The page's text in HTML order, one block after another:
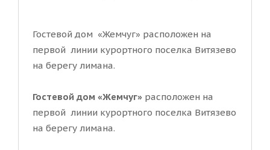
Гостевой дом «Жемчуг» расположен на
первой линии курортного поселка Витязево
на берегу лимана.
Гостевой дом «Жемчуг» расположен на
первой линии курортного поселка Витязево
на берегу лимана.